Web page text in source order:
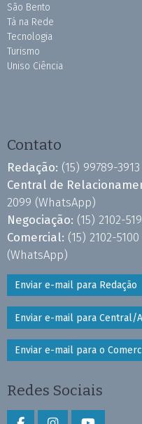
São Bento
Tá na Rede
Tecnologia
Turismo
Uniso Ciência
Contato
Redação: (15) 99789-3913
Central de
2099 (WhatsApp)
Negociação: (15) 2102-
Comercial: (15) 2102-
(WhatsApp)
Enviar e-mail para Redação
Enviar e-mail para Central/
Enviar e-mail para o
Redes Sociais